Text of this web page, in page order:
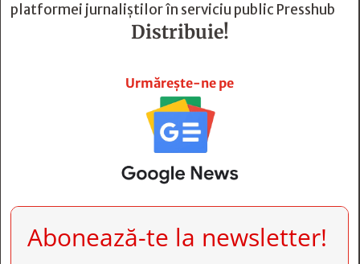
platformei jurnaliștilor în serviciu public Presshub
Distribuie!
Urmărește-ne pe
Abonează-te la newsletter!